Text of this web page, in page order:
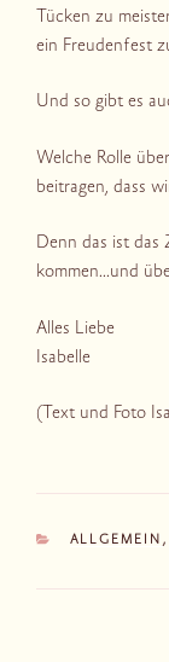
Tücken zu
ein Freudenfest
Und so gibt es
Welche Rolle
beitragen, dass
Denn das ist das
kommen…und
Alles Liebe
Isabelle
(Text und Foto
KATEGORIEN
ALLGEMEIN ,